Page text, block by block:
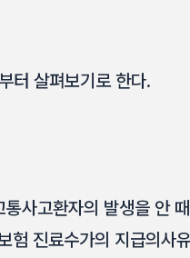
터 살펴보기로 한다.
사고환자의 발생을 안
험 진료수가의 지급의사